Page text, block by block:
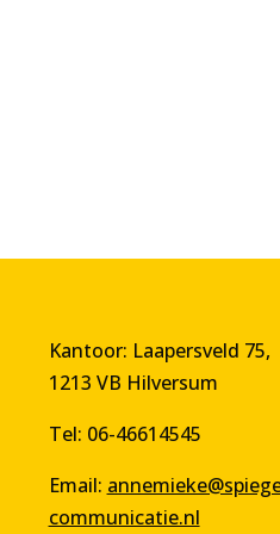
Kantoor: Laapersveld 75,
1213 VB Hilversum
Tel: 06-46614545
Email:
communicatie.nl